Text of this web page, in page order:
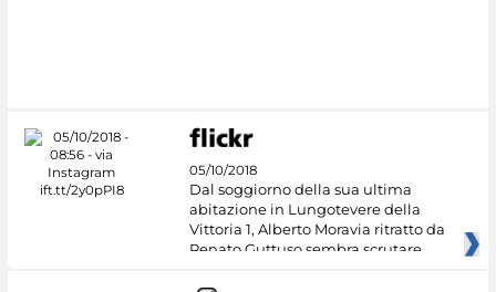
05/10/2018
Dal soggiorno della sua ultima
abitazione in Lungotevere della
Vittoria 1, Alberto Moravia ritratto da
Renato Guttuso sembra scrutare